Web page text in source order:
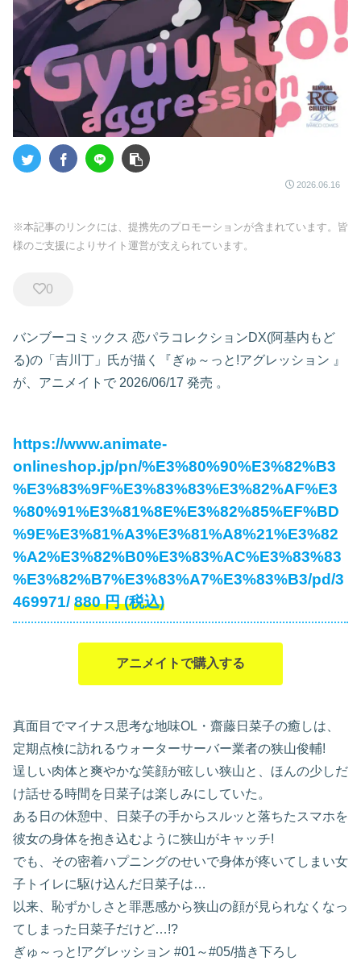
2026.06.16
※本記事のリンクには、提携先のプロモーションが含まれています。皆
様のご支援によりサイト運営が支えられています。
0
バンブーコミックス 恋パラコレクションDX(阿基内もど
る)の「吉川丁」氏が描く『ぎゅ～っと!アグレッション 』
が、アニメイトで 2026/06/17 発売 。
https://www.animate-
onlineshop.jp/pn/%E3%80%90%E3%82%B3
%E3%83%9F%E3%83%83%E3%82%AF%E3
%80%91%E3%81%8E%E3%82%85%EF%BD
%9E%E3%81%A3%E3%81%A8%21%E3%82
%A2%E3%82%B0%E3%83%AC%E3%83%83
%E3%82%B7%E3%83%A7%E3%83%B3/pd/3
469971/ 880 円 (税込)
アニメイトで購入する
真面目でマイナス思考な地味OL・齋藤日菜子の癒しは、
定期点検に訪れるウォーターサーバー業者の狭山俊輔!
逞しい肉体と爽やかな笑顔が眩しい狭山と、ほんの少しだ
け話せる時間を日菜子は楽しみにしていた。
ある日の休憩中、日菜子の手からスルッと落ちたスマホを
彼女の身体を抱き込むように狭山がキャッチ!
でも、その密着ハプニングのせいで身体が疼いてしまい女
子トイレに駆け込んだ日菜子は…
以来、恥ずかしさと罪悪感から狭山の顔が見られなくなっ
てしまった日菜子だけど…!?
ぎゅ～っと!アグレッション #01～#05/描き下ろし